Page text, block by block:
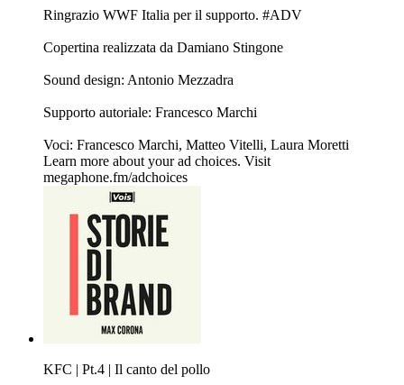
Ringrazio WWF Italia per il supporto. #ADV
Copertina realizzata da ⁠⁠⁠Damiano Stingone⁠⁠⁠
Sound design: Antonio Mezzadra
Supporto autoriale: Francesco Marchi
Voci: Francesco Marchi, Matteo Vitelli, Laura Moretti
Learn more about your ad choices. Visit
megaphone.fm/adchoices
KFC | Pt.4 | Il canto del pollo